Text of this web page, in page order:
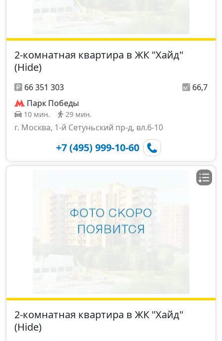
2-комнатная квартира в ЖК "Хайд"
(Hide)
66 351 303
66,7
Парк Победы
10 мин. 29 мин.
г. Москва, 1-й Сетуньский пр-д, вл.6-10
+7 (495) 999-10-60
2-комнатная квартира в ЖК "Хайд"
(Hide)